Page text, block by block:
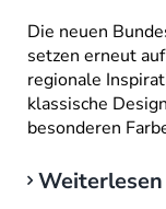
Die neuen
setzen erneut
regionale
klassische
besonderen
Weiterlesen